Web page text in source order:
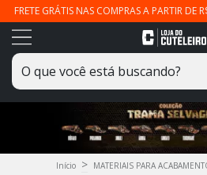
FRETE GRÁTIS NAS COMPRAS A PARTIR
Início > MATERIAIS PARA